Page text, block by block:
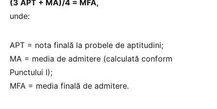
(3 APT + MA)/4 = MFA,
unde:
APT = nota finală la probele de aptitudini;
MA = media de admitere (calculată conform
Punctului I);
MFA = media finală de admitere.